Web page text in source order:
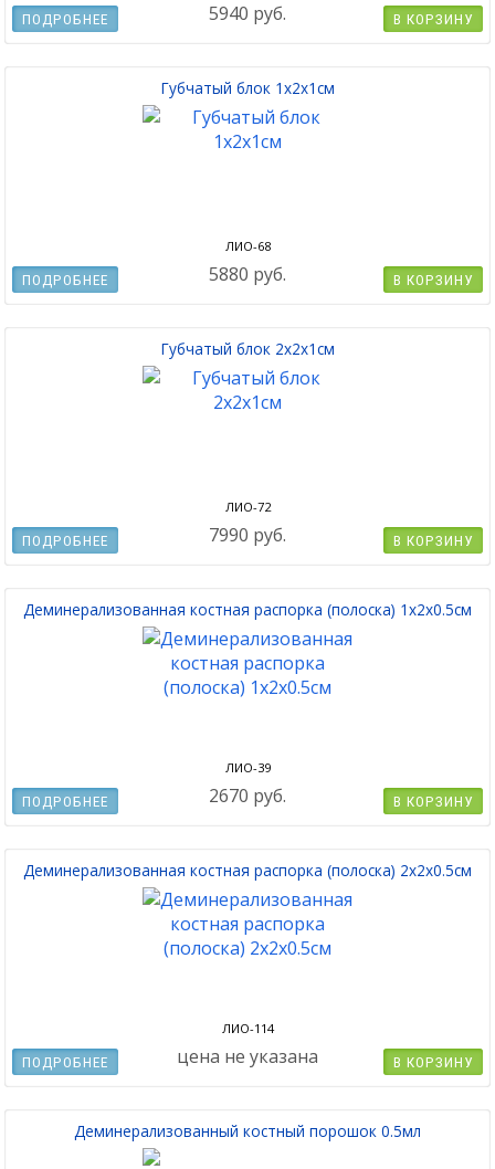
5940 руб. В КОРЗИНУ
ПОДРОБНЕЕ
Губчатый блок 1x2x1см
ЛИО-68
5880 руб. В КОРЗИНУ
ПОДРОБНЕЕ
Губчатый блок 2x2x1см
ЛИО-72
7990 руб. В КОРЗИНУ
ПОДРОБНЕЕ
Деминерализованная костная распорка (полоска) 1х2х0.5см
ЛИО-39
2670 руб. В КОРЗИНУ
ПОДРОБНЕЕ
Деминерализованная костная распорка (полоска) 2х2х0.5см
ЛИО-114
цена не указана В КОРЗИНУ
ПОДРОБНЕЕ
Деминерализованный костный порошок 0.5мл